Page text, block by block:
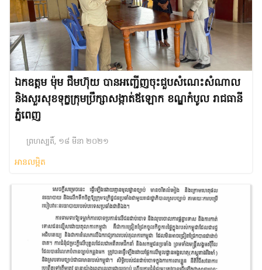
ឯកឧត្តម ម៉ុម ជឹមហ៊ុយ បានអញ្ជើញចុះជួបសំណេះសំណាល
និងសួរសុខទុក្ខក្រុមប្រឹក្សាសង្កាត់ឪឡោក ខណ្ឌកំបូល រាជធានី
ភ្នំពេញ
ព្រហស្បតិ៍, ១៨ មីនា ២០២១
អានលម្អិត